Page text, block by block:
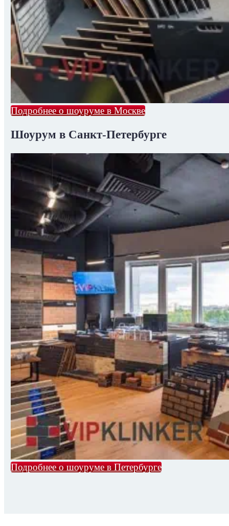
Подробнее о шоуруме в Москве
Шоурум в Санкт-Петербурге
Подробнее о шоуруме в Петербурге